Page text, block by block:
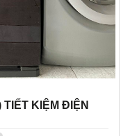
KIỆM ĐIỆN